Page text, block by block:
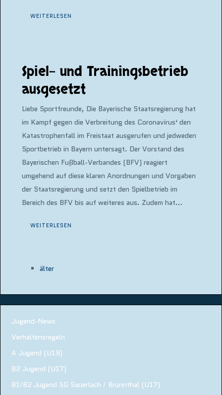
WEITERLESEN
Spiel- und Trainingsbetrieb
ausgesetzt
Liebe Sportfreunde, Die Bayerische Staatsregierung hat
im Kampf gegen die Verbreitung des Coronavirus‘ den
Katastrophenfall im Freistaat ausgerufen und jedweden
Sportbetrieb in Bayern untersagt. Der Vorstand des
Bayerischen Fußball-Verbandes (BFV) reagiert
umgehend auf diese klaren Anordnungen und Vorgaben
der Staatsregierung und setzt den Spielbetrieb im
Bereich des BFV bis auf weiteres aus. Zudem hat…
WEITERLESEN
älter
Jugend-News
Verhaltensregeln
A Jugend (U19)
B2 Jugend (U17)
B1/B2 Jugend SG Sauerlach / Brunnthal (U17)